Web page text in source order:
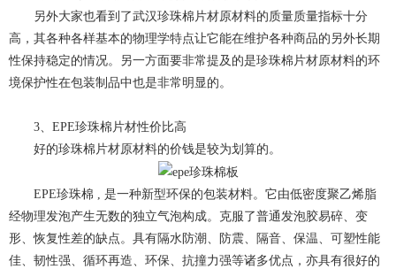
另外大家也看到了武汉珍珠棉片材原材料的质量质量指标十分
高，其各种各样基本的物理学特点让它能在维护各种商品的另外长期
性保持稳定的情况。另一方面要非常提及的是珍珠棉片材原材料的环
境保护性在包装制品中也是非常明显的。
3、EPE珍珠棉片材性价比高
好的珍珠棉片材原材料的价钱是较为划算的。
EPE珍珠棉 , 是一种新型环保的包装材料。它由低密度聚乙烯脂
经物理发泡产生无数的独立气泡构成。克服了普通发泡胶易碎、变
形、恢复性差的缺点。具有隔水防潮、防震、隔音、保温、可塑性能
佳、韧性强、循环再造、环保、抗撞力强等诸多优点，亦具有很好的